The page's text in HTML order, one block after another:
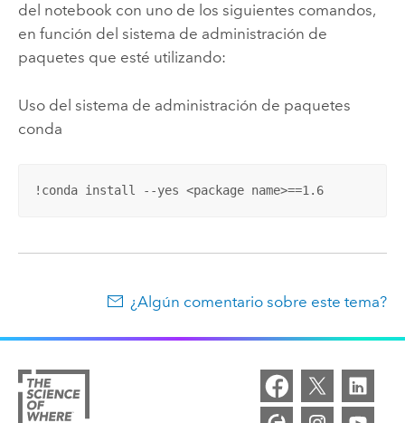
del notebook con uno de los siguientes comandos,
en función del sistema de administración de
paquetes que esté utilizando:
Uso del sistema de administración de paquetes
conda
!conda install --yes <package name>==1.6
¿Algún comentario sobre este tema?